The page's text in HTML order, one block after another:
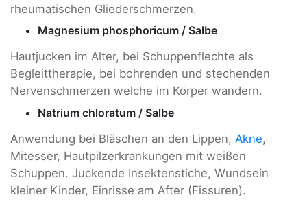
rheumatischen Gliederschmerzen.
Magnesium phosphoricum / Salbe
Hautjucken im Alter, bei Schuppenflechte als
Begleittherapie, bei bohrenden und stechenden
Nervenschmerzen welche im Körper wandern.
Natrium chloratum / Salbe
Anwendung bei Bläschen an den Lippen, Akne,
Mitesser, Hautpilzerkrankungen mit weißen
Schuppen. Juckende Insektenstiche, Wundsein
kleiner Kinder, Einrisse am After (Fissuren).